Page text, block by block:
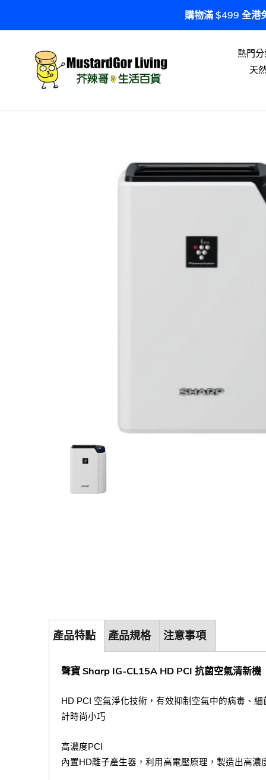
內
購物滿 $499 全港
熱門
天
產品特點 產品規格 注意事項
聲寶 Sharp IG-CL15A HD PCI 抗菌空氣清新機
HD PCI 空氣淨化技術，有效抑制空氣中的病毒、
計時尚小巧
高濃度PCI
內置HD離子產生器，利用高電壓原理，製造出高